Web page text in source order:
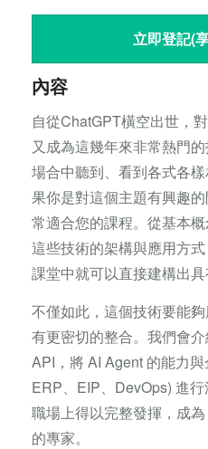
立即登記(
內容
自從ChatGPT橫空出世，
又成為這幾年來非常熱門
場合中聽到、看到各式各
果你是對這個主題有興趣
常適合您的課程。從基本
這些技術的架構與應用方
課堂中就可以直接建構出具
不僅如此，這個技術要能
有更密切的整合。我們會
API，將 AI Agent 的能力與
ERP、EIP、DevOps) 進
職場上得以完整發揮，成
的專家。